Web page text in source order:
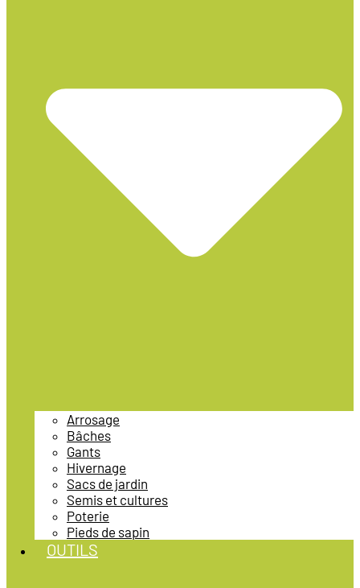
Arrosage
Bâches
Gants
Hivernage
Sacs de jardin
Semis et cultures
Poterie
Pieds de sapin
OUTILS